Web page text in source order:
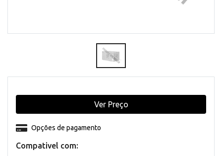
Compativel com:
Opções de pagamento
Ver Preço